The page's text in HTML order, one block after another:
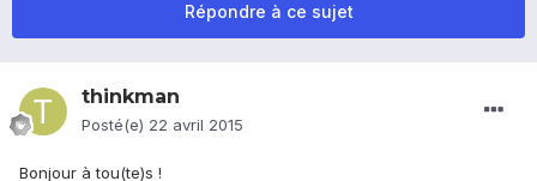
Répondre à ce sujet
thinkman
Posté(e) 22 avril 2015
Bonjour à tou(te)s !